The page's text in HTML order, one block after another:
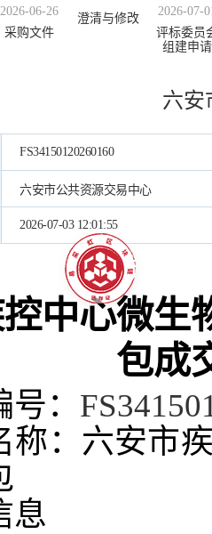
2026-06-26
采购文件
澄清与修改
2026-07-
评标委员
组建申请
六安
FS34150120260160
六安市公共资源交易中心
2026-07-03 12:01:55
中心微生
包成
号：
： 六安市
息